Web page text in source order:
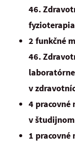
46.
fyzioterapia
2 funkčné
46.
v
4 pracovné
v
1